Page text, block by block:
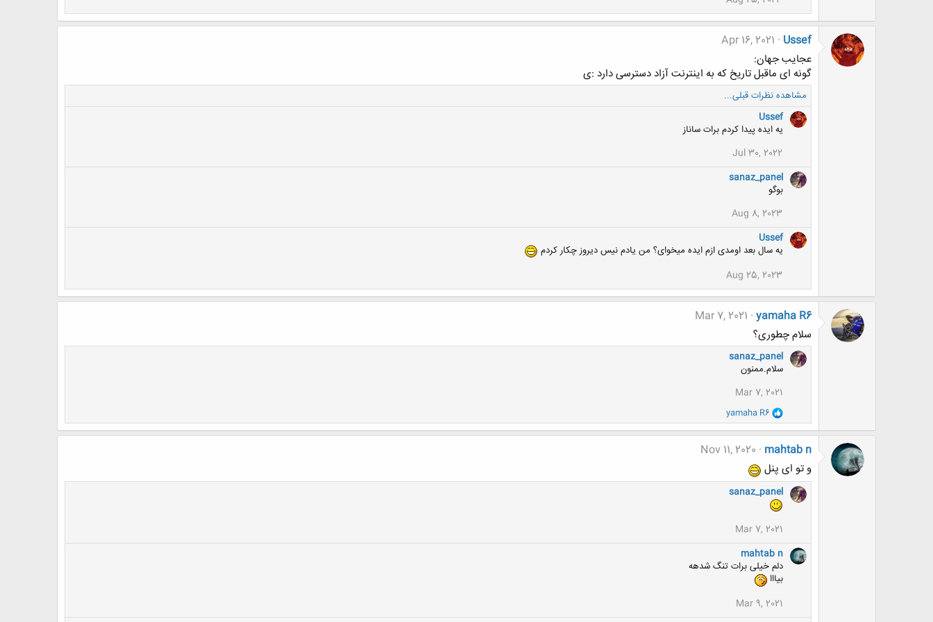
Ussef
Apr 16, 2021
عجایب جهان:
گونه ای ماقبل تاریخ که به اینترنت آزاد دسترسی دارد :ی
مشاهده نظرات قبلی...
Ussef
یه ایده پیدا کردم برات ساناز
Jul 30, 2022
sanaz_panel
بوگو
Aug 8, 2023
Ussef
یه سال بعد اومدی ازم ایده میخوای؟ من یادم نیس دیروز چکار کردم
Aug 25, 2023
yamaha R6
Mar 7, 2021
سلام چطوری؟
sanaz_panel
سلام.ممنون
Mar 7, 2021
و
ا
ک
ن
ش
ه
ا
:
yamaha R6
mahtab n
Nov 11, 2020
و تو ای پنل
sanaz_panel
Mar 7, 2021
mahtab n
دلم خیلی برات تنگ شدهه
بیااا
Mar 9, 2021